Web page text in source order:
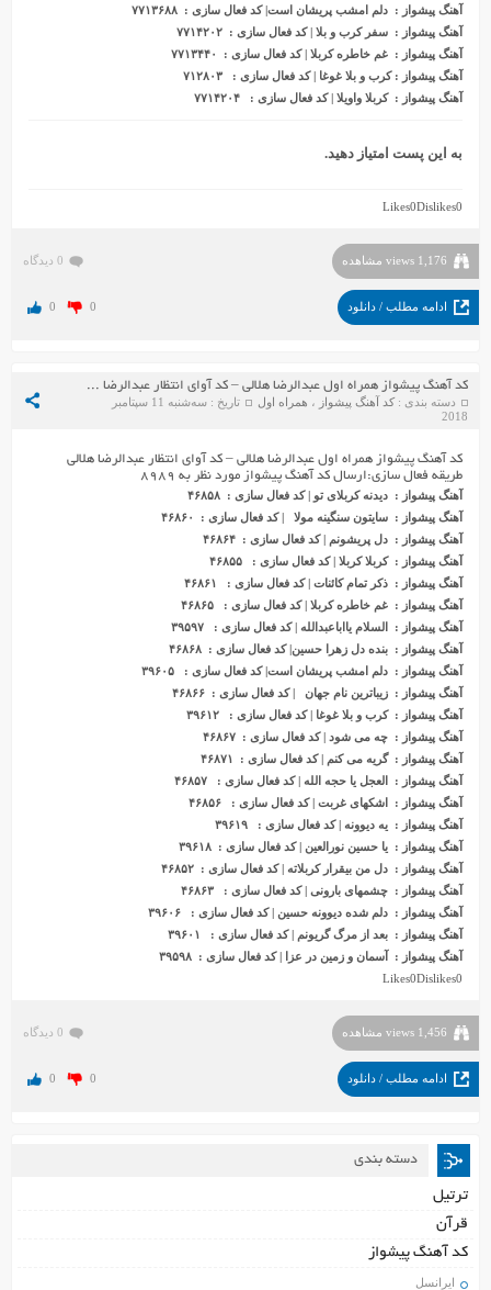
آهنگ پیشواز : دلم امشب پریشان است| کد فعال سازی : ۷۷۱۳۶۸۸
آهنگ پیشواز : سفر کرب و بلا | کد فعال سازی : ۷۷۱۴۲۰۲
آهنگ پیشواز : غم خاطره کربلا | کد فعال سازی : ۷۷۱۳۴۴۰
آهنگ پیشواز : کرب و بلا غوغا | کد فعال سازی : ۷۱۲۸۰۳
آهنگ پیشواز : کربلا واویلا | کد فعال سازی : ۷۷۱۴۲۰۴
به این پست امتیاز دهید.
Likes0Dislikes0
1,176 views مشاهده 0 دیدگاه
ادامه مطلب / دانلود 0 0
کد آهنگ پیشواز همراه اول عبدالرضا هلالی – کد آوای انتظار عبدالرضا هلالی
دسته بندی :کد آهنگ پیشواز ، همراه اول
تاریخ : سه‌شنبه 11 سپتامبر
2018
کد آهنگ پیشواز همراه اول عبدالرضا هلالی – کد آوای انتظار عبدالرضا هلالی
طریقه فعال سازی:ارسال کد آهنگ پیشواز مورد نظر به ۸۹۸۹
آهنگ پیشواز : دیدنه کربلای تو | کد فعال سازی : ۴۶۸۵۸
آهنگ پیشواز : سایتون سنگینه مولا | کد فعال سازی : ۴۶۸۶۰
آهنگ پیشواز : دل پریشونم | کد فعال سازی : ۴۶۸۶۴
آهنگ پیشواز : کربلا کربلا | کد فعال سازی : ۴۶۸۵۵
آهنگ پیشواز : ذکر تمام کائنات | کد فعال سازی : ۴۶۸۶۱
آهنگ پیشواز : غم خاطره کربلا | کد فعال سازی : ۴۶۸۶۵
آهنگ پیشواز : السلام یااباعبدالله | کد فعال سازی : ۳۹۵۹۷
آهنگ پیشواز : بنده دل زهرا حسین| کد فعال سازی : ۴۶۸۶۸
آهنگ پیشواز : دلم امشب پریشان است| کد فعال سازی : ۳۹۶۰۵
آهنگ پیشواز : زیباترین نام جهان | کد فعال سازی : ۴۶۸۶۶
آهنگ پیشواز : کرب و بلا غوغا | کد فعال سازی : ۳۹۶۱۲
آهنگ پیشواز : چه می شود | کد فعال سازی : ۴۶۸۶۷
آهنگ پیشواز : گریه می کنم | کد فعال سازی : ۴۶۸۷۱
آهنگ پیشواز : العجل یا حجه الله | کد فعال سازی : ۴۶۸۵۷
آهنگ پیشواز : اشکهای غربت | کد فعال سازی : ۴۶۸۵۶
آهنگ پیشواز : یه دیوونه | کد فعال سازی : ۳۹۶۱۹
آهنگ پیشواز : یا حسین نورالعین | کد فعال سازی : ۳۹۶۱۸
آهنگ پیشواز : دل من بیقرار کربلاته | کد فعال سازی : ۴۶۸۵۲
آهنگ پیشواز : چشمهای بارونی | کد فعال سازی : ۴۶۸۶۳
آهنگ پیشواز : دلم شده دیوونه حسین | کد فعال سازی : ۳۹۶۰۶
آهنگ پیشواز : بعد از مرگ گریونم | کد فعال سازی : ۳۹۶۰۱
آهنگ پیشواز : آسمان و زمین در عزا | کد فعال سازی : ۳۹۵۹۸
Likes0Dislikes0
1,456 views مشاهده 0 دیدگاه
ادامه مطلب / دانلود 0 0
دسته بندی
ترتیل
قرآن
کد آهنگ پیشواز
ایرانسل